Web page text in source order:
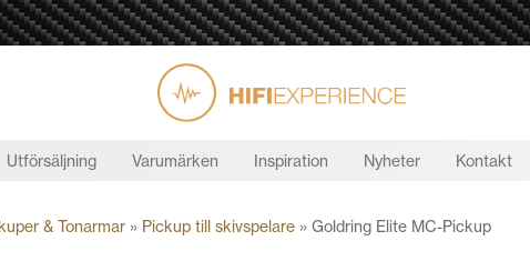
Utförsäljning Varumärken Inspiration Nyheter Kontakt
& Tonarmar » Pickup till skivspelare » Goldring Elite MC-Pickup